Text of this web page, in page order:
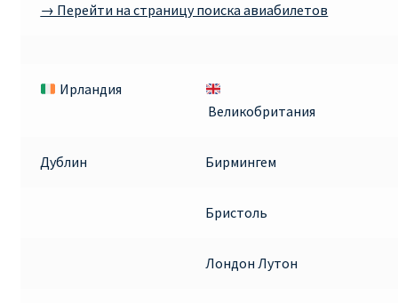
→ Перейти на страницу поиска авиабилетов
Ирландия
Великобритания
Дублин Бирмингем
Бристоль
Лондон Лутон